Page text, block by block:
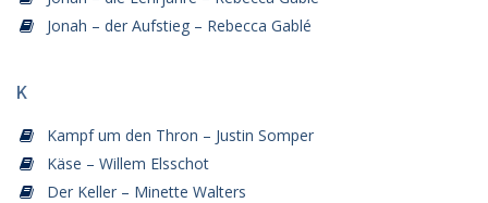
Jonah – der Aufstieg – Rebecca Gablé
K
Kampf um den Thron – Justin Somper
Käse – Willem Elsschot
Der Keller – Minette Walters